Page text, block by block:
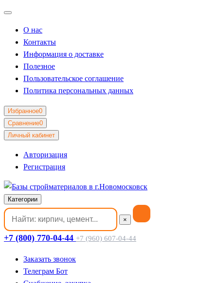
О нас
Контакты
Информация о доставке
Полезное
Пользовательское соглашение
Политика персональных данных
Избранное0
Сравнение0
Личный кабинет
Авторизация
Регистрация
Категории
×
+7 (800) 770-04-44 +7 (960) 607-04-44
Заказать звонок
Телеграм Бот